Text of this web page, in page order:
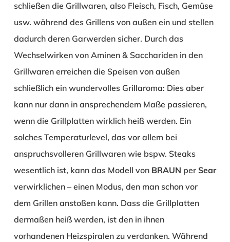
schließen die Grillwaren, also Fleisch, Fisch, Gemüse
usw. während des Grillens von außen ein und stellen
dadurch deren Garwerden sicher. Durch das
Wechselwirken von Aminen & Sacchariden in den
Grillwaren erreichen die Speisen von außen
schließlich ein wundervolles Grillaroma: Dies aber
kann nur dann in ansprechendem Maße passieren,
wenn die Grillplatten wirklich heiß werden. Ein
solches Temperaturlevel, das vor allem bei
anspruchsvolleren Grillwaren wie bspw. Steaks
wesentlich ist, kann das Modell von BRAUN per Sear
verwirklichen – einen Modus, den man schon vor
dem Grillen anstoßen kann. Dass die Grillplatten
dermaßen heiß werden, ist den in ihnen
vorhandenen Heizspiralen zu verdanken. Während